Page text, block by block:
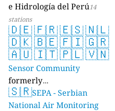
e Hidrología del Perú14
stations
🇩🇪🇫🇷🇪🇸🇳🇱
🇩🇰🇧🇪🇫🇮🇬🇷
🇦🇺🇮🇹🇵🇱🇻🇳
Sensor Community
formerly
luftdaten.info35819 stations
🇸🇷SEPA - Serbian
National Air Monitoring